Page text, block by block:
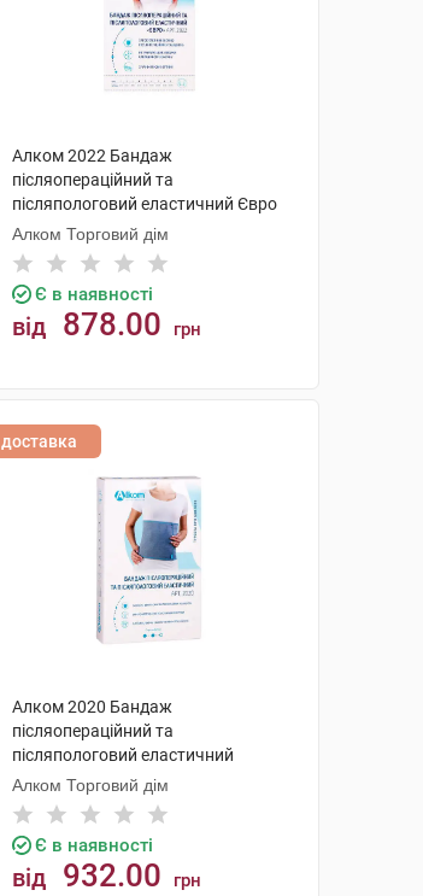
Алком 2022 Бандаж
післяопераційний та
післяпологовий еластичний Євро
розмір 7 1 шт
Алком Торговий дім
Є в наявності
від 878.00 грн
доставка
Алком 2020 Бандаж
післяопераційний та
післяпологовий еластичний
розмір 3 1 шт
Алком Торговий дім
Є в наявності
від 932.00 грн